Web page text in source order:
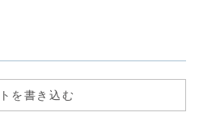
を書き込む